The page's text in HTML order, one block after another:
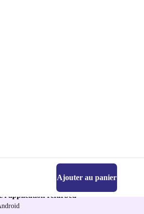
Ajouter au panier
l'application refurbed